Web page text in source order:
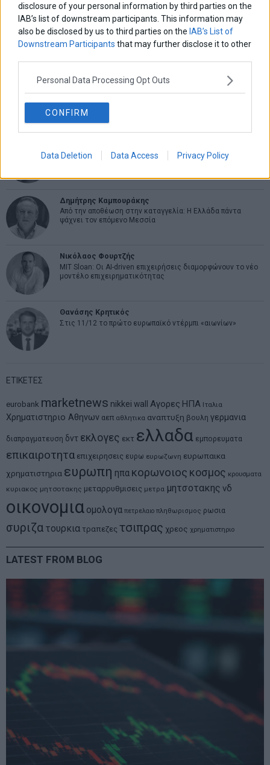
disclosure of your personal information by third parties on the
IAB’s list of downstream participants. This information may
also be disclosed by us to third parties on the IAB’s List of
Downstream Participants that may further disclose it to other
Personal Data Processing Opt Outs
CONFIRM
Data Deletion Data Access Privacy Policy
ΑΡΘΡΟΓΡΑΦΟΙ
Ελευθερία Κούρταλη
Οι «τιμωροί» των ομολόγων επέστρεψαν
Η βία κατά των ζώων δεν αντέχει βολικές ερμηνείες
Δημήτρης Καμπουράκης
Από την αποθέωση στην καταγγελία: Η Ελλάδα πάντα
ψάχνει τον επόμενο Μεσσία
Νικόλαος Φουρτζής
MIT Sloan: Οι AI-driven επιχειρήσεις διαμορφώνουν το νέο
μοντέλο επιχειρηματικότητας
Θανάσης Κρητικός
Στις 11/12 το πρώτο ευρωπαϊκό ντέρμπι «αιωνίων»
ΕΤΙΚΕΤΕΣ
eurobank marketnews nikkei wall Αγορες ΗΠΑ Ιταλια
Χρηματιστηριο Αθηνων αεπ αθλητικα αναπτυξη βουλη γερμανια
διαπραγματευση δντ εκλογες εκτ ελλαδα εμπορευματα
επικαιροτητα επιχειρησεις ευρω ευρωζωνη ευρωπαικα
χρηματιστηρια ευρωπη ηπα κορωνοιος κοσμος κρουσματα
κυριακος μητσοτακης μεταρρυθμισεις μετρα μητσοτακης νδ
οικονομια ομολογα πετρελαιο πληθωρισμος ρωσια
συριζα τουρκια τραπεζες τσιπρας χρεος χρηματιστηριο
LATEST FROM BLOG